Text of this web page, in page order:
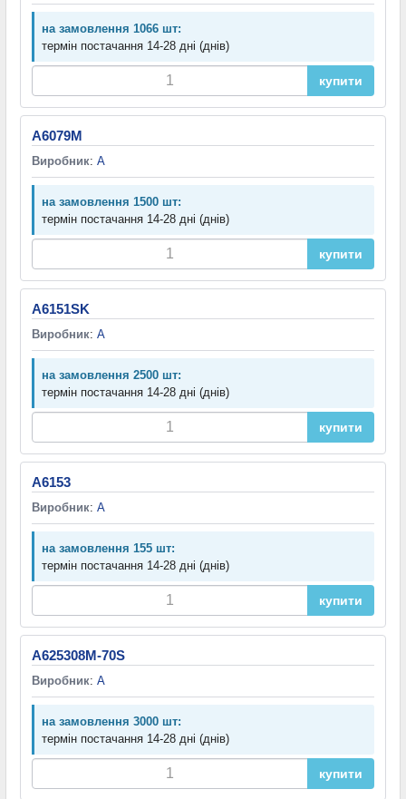
на замовлення 1066 шт:
термін постачання 14-28 дні (днів)
купити
A6079M
Виробник: A
на замовлення 1500 шт:
термін постачання 14-28 дні (днів)
купити
A6151SK
Виробник: A
на замовлення 2500 шт:
термін постачання 14-28 дні (днів)
купити
A6153
Виробник: A
на замовлення 155 шт:
термін постачання 14-28 дні (днів)
купити
A625308M-70S
Виробник: A
на замовлення 3000 шт:
термін постачання 14-28 дні (днів)
купити